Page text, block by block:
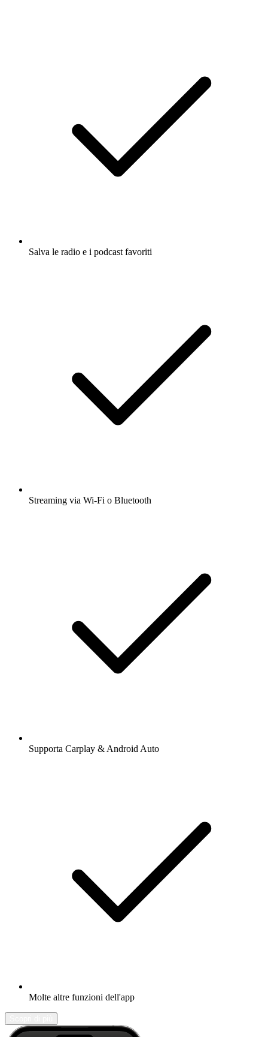
Salva le radio e i podcast favoriti
Streaming via Wi-Fi o Bluetooth
Supporta Carplay & Android Auto
Molte altre funzioni dell'app